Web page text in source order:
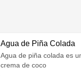
Agua de Piña Colada
Agua de piña colada es
crema de coco